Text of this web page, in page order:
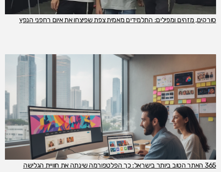
סורקים, מזהים ומפילים: התלמידים מאמית צפת שפיצחו את איום רחפני הנפץ
365 האתר הטוב ביותר בישראל: כך הפלטפורמה שינתה את חוויית הגלישה